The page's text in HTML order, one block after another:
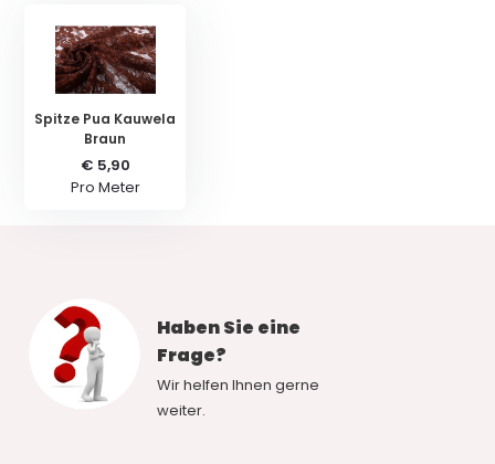
Spitze Pua Kauwela
Braun
€ 5,90
Pro Meter
Haben Sie eine
Frage?
Wir helfen Ihnen gerne
weiter.